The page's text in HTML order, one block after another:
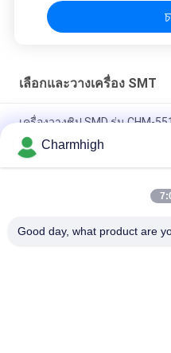
เลือกและวางเครื่อง SMT
เครื่องวางชิป SMD รุ่น CHM-
การออกแบบที่แคบ โมดูล TC06
Charmhigh
Good day, what product are